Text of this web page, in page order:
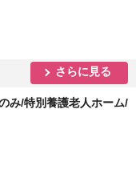
さらに見る
み/特別養護老人ホーム/